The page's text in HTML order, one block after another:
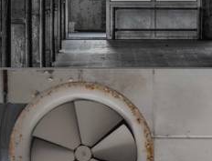
Inloggen